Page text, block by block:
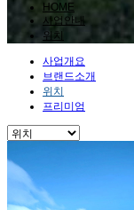
HOME
사업안내
위치
사업개요
브랜드소개
위치
프리미엄